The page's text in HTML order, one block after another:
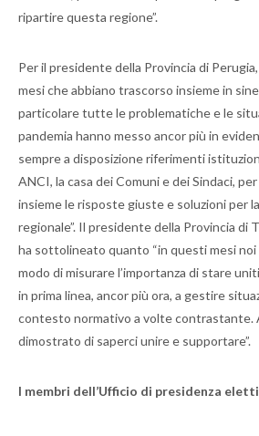
ripartire questa regione”.
Per il presidente della Provincia di
mesi che abbiano trascorso insieme in
particolare tutte le problematiche e le
pandemia hanno messo ancor più in
sempre a disposizione riferimenti
ANCI, la casa dei Comuni e dei Sindaci,
insieme le risposte giuste e soluzioni per
regionale”. Il presidente della Provincia di
ha sottolineato quanto “in questi mesi noi
modo di misurare l’importanza di stare
in prima linea, ancor più ora, a gestire
contesto normativo a volte contrastante.
dimostrato di saperci unire e supportare”.
I membri dell’Ufficio di presidenza